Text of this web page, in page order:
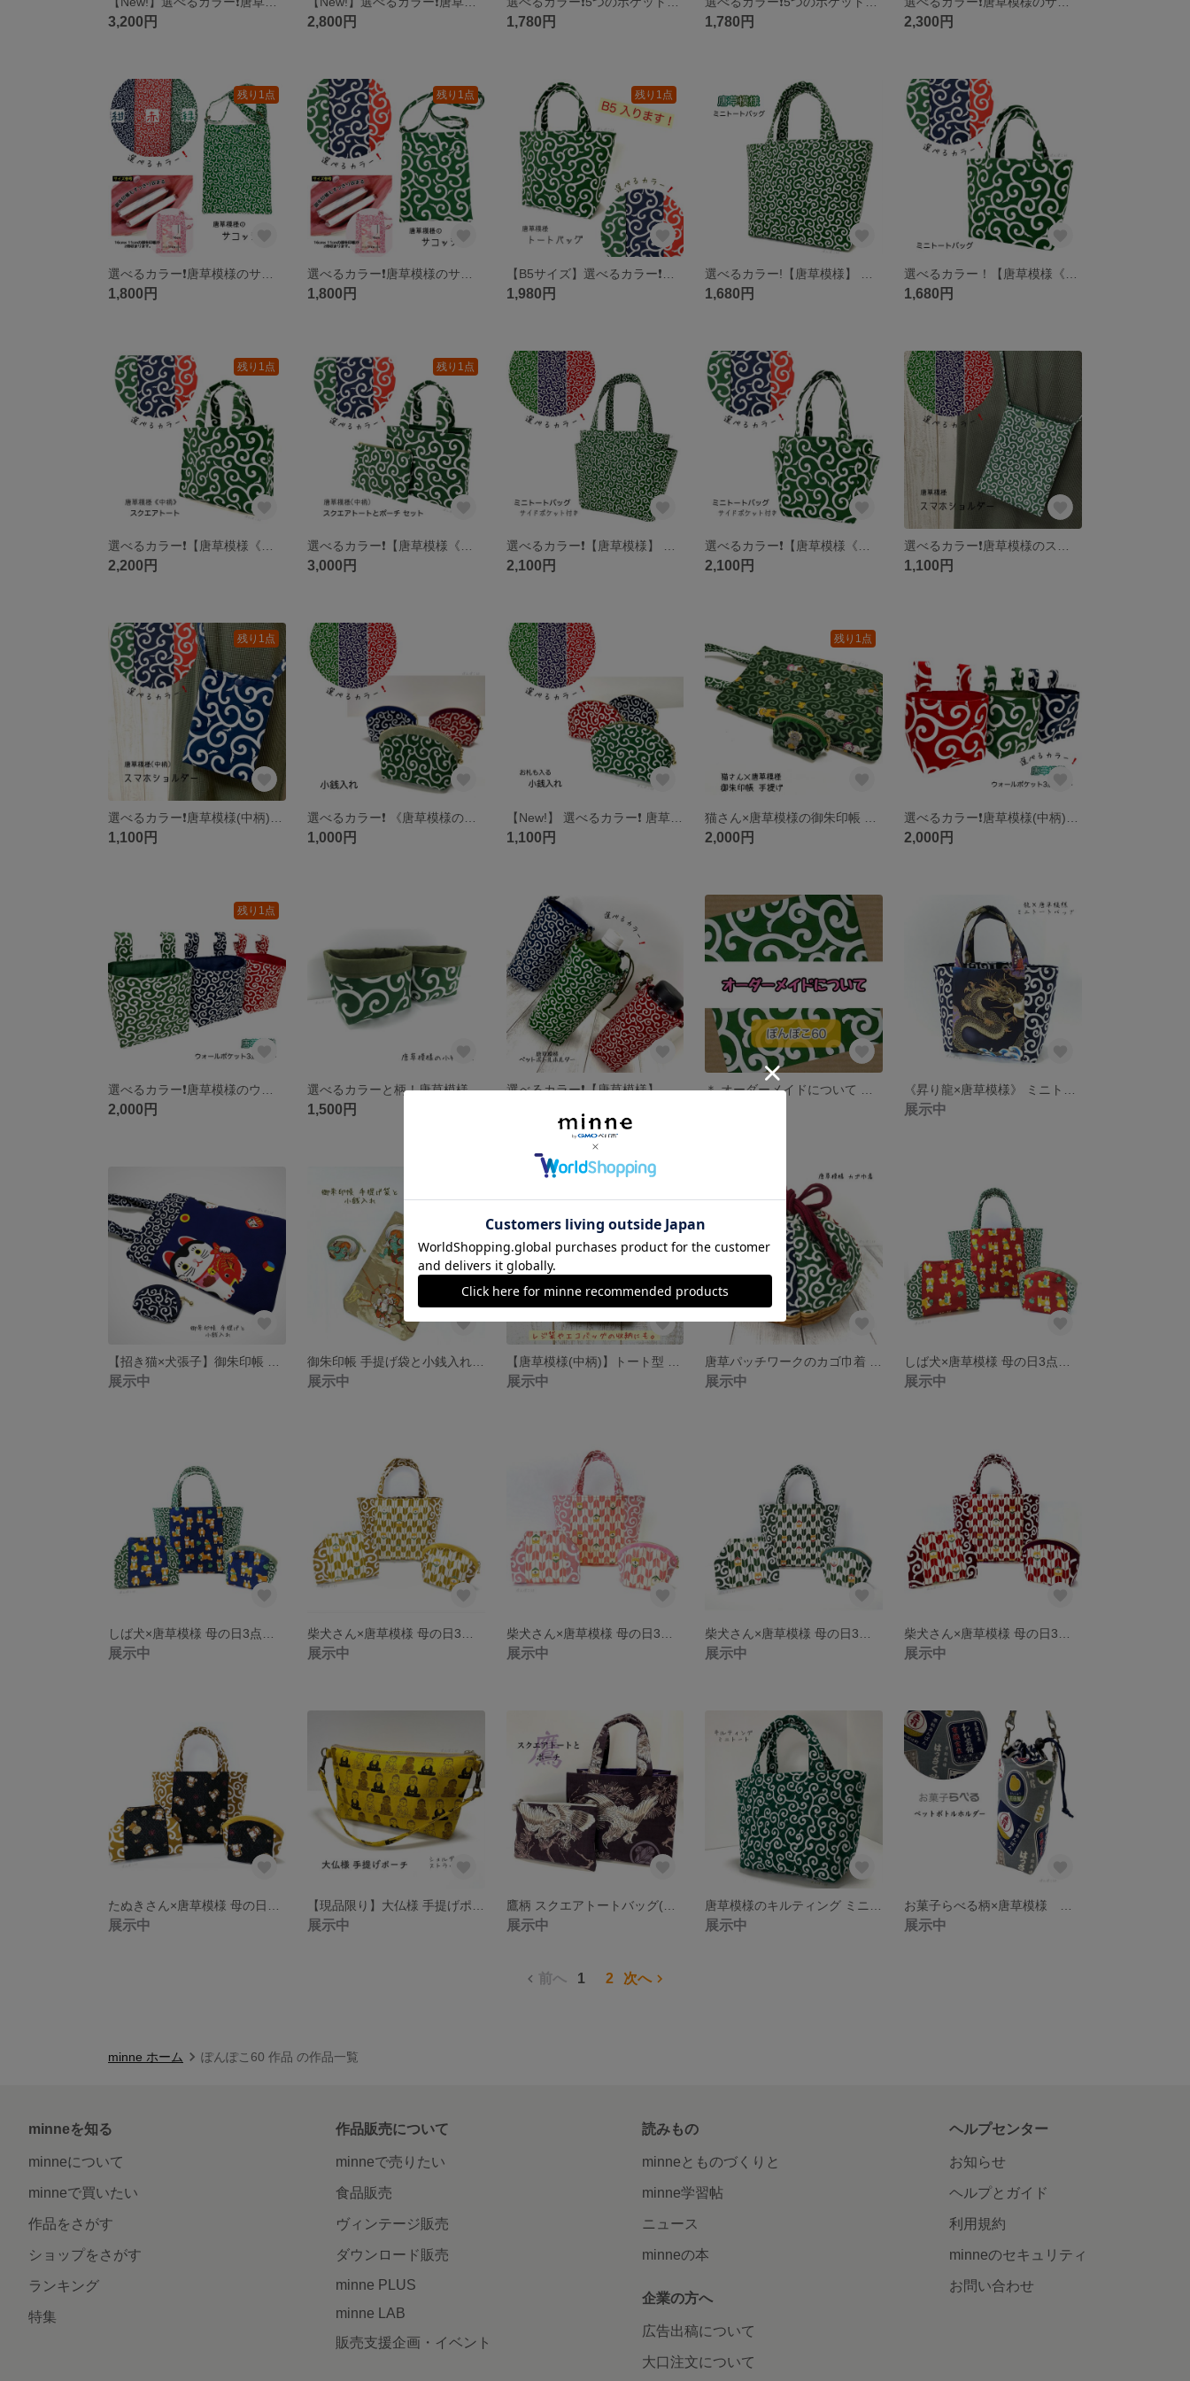
3,200円 2,800円 1,780円 1,780円 2,300円
残り1点
1,800円
残り1点
1,800円
残り1点
1,980円 1,680円 1,680円
残り1点
2,200円
残り1点
3,000円 2,100円 2,100円 1,100円
残り1点
1,100円
選べるカラー❗️ 《唐草模様の小銭入れ》
1,000円
【New!】 選べるカラー❗️ 唐草模様の お札も入る小銭入れ 『小物を入れるミニポーチとしても。』
1,100円
残り1点
2,000円 2,000円
残り1点
2,000円
選べるカラーと柄！唐草模様の小物入れ 『マスクやカギ入れにも。』
1,500円
選べるカラー❗️【唐草模様】ペットボトルホルダー
展示中
展示中
御朱印帳 手提げ袋と小銭入れのセット 《風神雷神》[送料無料]
展示中 展示中 展示中 展示中
展示中 展示中 展示中 展示中 展示中
展示中 展示中 展示中 展示中 展示中
前へ 1 2 次へ
minne ホーム ぽんぽこ60 作品 の作品一覧
minneを知る
minneについて
minneで買いたい
作品をさがす
ショップをさがす
ランキング
特集
作品販売について
minneで売りたい
食品販売
ヴィンテージ販売
ダウンロード販売
minne PLUS
minne LAB
販売支援企画・イベント
読みもの
minneとものづくりと
minne学習帖
ニュース
minneの本
企業の方へ
広告出稿について
大口注文について
ヘルプセンター
お知らせ
ヘルプとガイド
利用規約
minneのセキュリティ
お問い合わせ